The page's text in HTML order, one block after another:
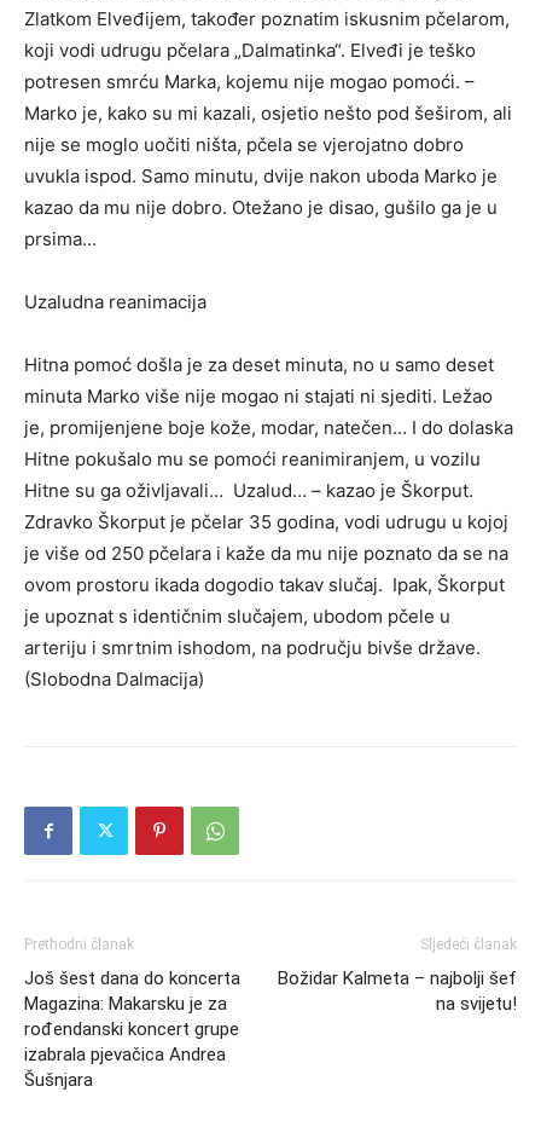
Zlatkom Elveđijem, također poznatim iskusnim pčelarom,
koji vodi udrugu pčelara „Dalmatinka“. Elveđi je teško
potresen smrću Marka, kojemu nije mogao pomoći. –
Marko je, kako su mi kazali, osjetio nešto pod šeširom, ali
nije se moglo uočiti ništa, pčela se vjerojatno dobro
uvukla ispod. Samo minutu, dvije nakon uboda Marko je
kazao da mu nije dobro. Otežano je disao, gušilo ga je u
prsima…
Uzaludna reanimacija
Hitna pomoć došla je za deset minuta, no u samo deset
minuta Marko više nije mogao ni stajati ni sjediti. Ležao
je, promijenjene boje kože, modar, natečen… I do dolaska
Hitne pokušalo mu se pomoći reanimiranjem, u vozilu
Hitne su ga oživljavali… Uzalud… – kazao je Škorput.
Zdravko Škorput je pčelar 35 godina, vodi udrugu u kojoj
je više od 250 pčelara i kaže da mu nije poznato da se na
ovom prostoru ikada dogodio takav slučaj. Ipak, Škorput
je upoznat s identičnim slučajem, ubodom pčele u
arteriju i smrtnim ishodom, na području bivše države.
(Slobodna Dalmacija)
Prethodni članak
Još šest dana do koncerta
Magazina: Makarsku je za
rođendanski koncert grupe
izabrala pjevačica Andrea
Šušnjara
Sljedeći članak
Božidar Kalmeta – najbolji šef
na svijetu!